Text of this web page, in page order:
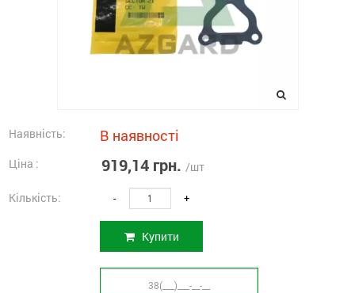
Наявність: В наявності
Ціна : 919,14 грн. /шт
Кількість: - +
Купити